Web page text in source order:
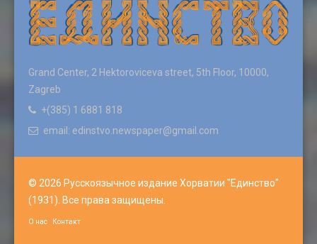
Grand Center, 2 Hektoroviceva street, 5th Floor, 10000,
Zagreb
+(385) 1 6881 818
email: edinstvo.newspaper@gmail.com
© 2026 Русскоязычное издание Хорватии "Единство"
(1931). Все права защищены.
О нас Контакт